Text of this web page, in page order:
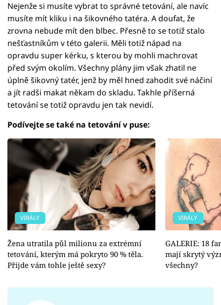
Nejenže si musíte vybrat to správné tetování, ale navíc
musíte mít kliku i na šikovného tatéra. A doufat, že
zrovna nebude mít den blbec. Přesně to se totiž stalo
nešťastníkům v této galerii. Měli totiž nápad na
opravdu super kérku, s kterou by mohli machrovat
před svým okolím. Všechny plány jim však zhatil ne
úplně šikovný tatér, jenž by měl hned zahodit své náčiní
a jít radši makat někam do skladu. Takhle příšerná
tetování se totiž opravdu jen tak nevidí.
Podívejte se také na tetování v puse:
VIRÁLY
Žena utratila půl milionu za extrémní
tetování, kterým má pokryto 90 % těla.
Přijde vám tohle ještě sexy?
VIRÁLY
GALERIE: 18
mají skrytý
všechny?